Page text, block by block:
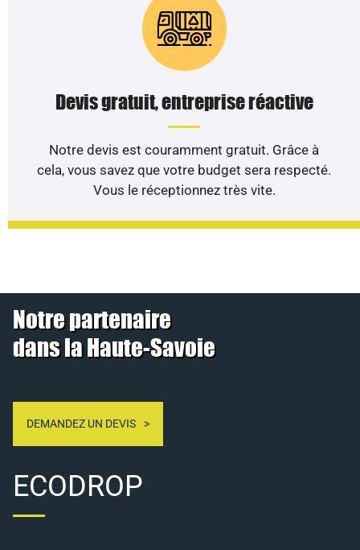
Devis gratuit, entreprise réactive
Notre devis est couramment gratuit. Grâce à
cela, vous savez que votre budget sera respecté.
Vous le réceptionnez très vite.
Notre partenaire
dans la Haute-Savoie
DEMANDEZ UN DEVIS
ECODROP